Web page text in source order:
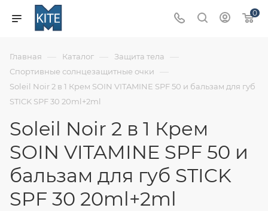
0
Главная — Каталог — Защита тела —
Спортивные солнцезащитные очки —
Soleil Noir 2 в 1 Крем SOIN VITAMINE SPF 50 и бальзам для губ
STICK SPF 30 20ml+2ml
Soleil Noir 2 в 1 Крем
SOIN VITAMINE SPF 50 и
бальзам для губ STICK
SPF 30 20ml+2ml